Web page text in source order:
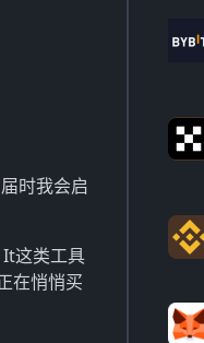
时我会启
这类工具
在悄悄买